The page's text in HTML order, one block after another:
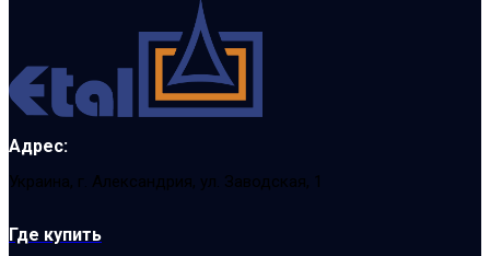
Адрес:
Украина, г. Александрия, ул. Заводская, 1
Где купить